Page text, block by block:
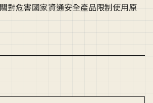
對危害國家資通安全產品限制使用原